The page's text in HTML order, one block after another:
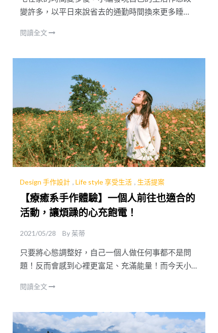
變許多，以平日來說省去的通勤時間換來更多睡
還可以為自己及家人做一份豐富早午餐，吃進去的
閱讀全文
Design 手作設計 ,Life style 享受生活 , 生活提案
【療癒系手作體驗】一個人前往也適合的
活動，讓煩躁的心充飽電！
2021/05/28 By 茱蒂
只要將心態調整好，自己一個人做任何事都不是問
題！反而會感到心裡更富足、充滿能量！而今天小
到生活煩燥時不妨預約以下體驗，讓自己從中獲得
閱讀全文